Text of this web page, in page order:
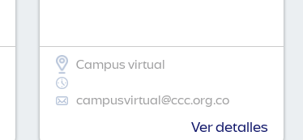
Campus virtual
campusvirtual@ccc.org.co
Ver detalles